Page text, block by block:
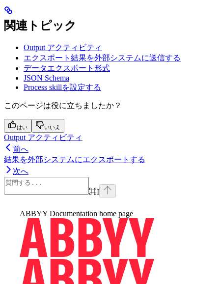
関連トピック
Output アクティビティ
エクスポート結果を外部システムに送信する
データエクスポート形式
JSON Schema
Process skillを設定する
このページは役に立ちましたか？
はい いいえ
Output アクティビティ
前へ
結果を外部システムにエクスポートする
次へ
⌘I
ABBYY Documentation home page